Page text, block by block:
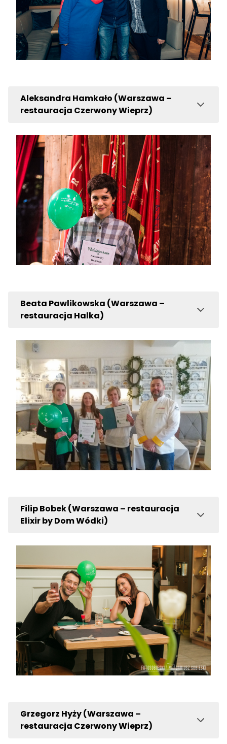
Aleksandra Hamkało (Warszawa –
restauracja Czerwony Wieprz)
Beata Pawlikowska (Warszawa –
restauracja Halka)
Filip Bobek (Warszawa – restauracja
Elixir by Dom Wódki)
Grzegorz Hyży (Warszawa –
restauracja Czerwony Wieprz)